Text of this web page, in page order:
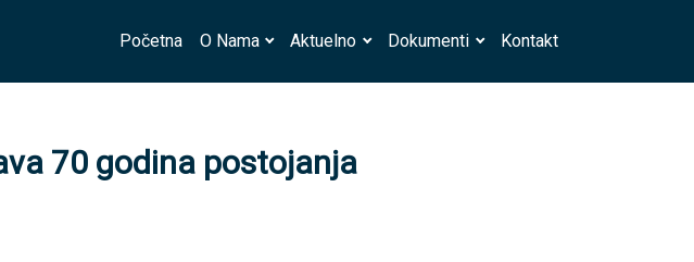
Početna O Nama Aktuelno Dokumenti Kontakt
70 godina postojanja